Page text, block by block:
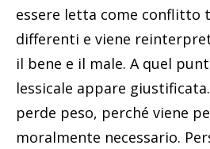
essere letta come conflitto
differenti e viene
il bene e il male. A quel
lessicale appare
perde peso, perché viene
moralmente necessario.